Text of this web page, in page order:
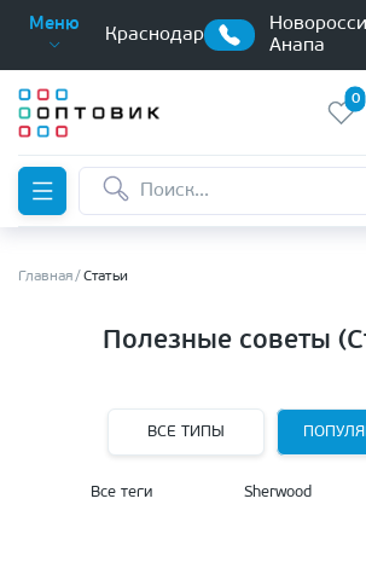
Меню
Краснодар
Анапа
0
Главная Статьи
Полезные советы
ВСЕ ТИПЫ
Все теги Sherwood